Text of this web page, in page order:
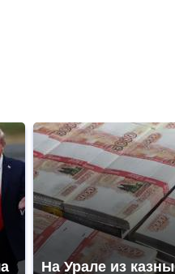
На Урале из казны